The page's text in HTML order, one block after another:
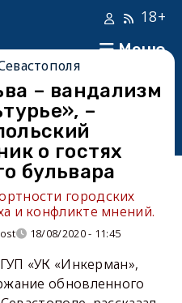
Меню
18+
– вандализм
–
о гостях
бульвара
городских
и конфликте мнений.
18/08/2020 - 11:45
«УК «Инкерман»,
обновленного